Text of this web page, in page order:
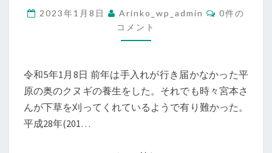
里
山
道
請・
ク
ヌ
2023年1月8日 Arinko_wp_admin
コ
メ
0件の
コメント
令和5年1月8日 前年は手入れが行き届かなかった平
原の奥のクヌギの養生をした。それでも時々宮本さ
んが下草を刈ってくれているようで有り難かった。
平成28年(201…